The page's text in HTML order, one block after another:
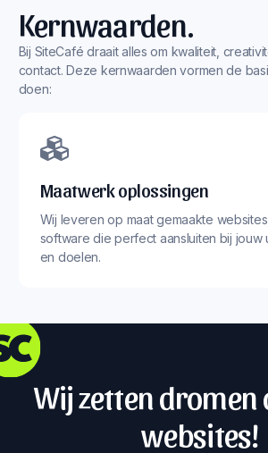
Kernwaarden.
Bij SiteCafé draait alles om kwaliteit,
contact. Deze kernwaarden vormen de
doen:
Maatwerk oplossingen
Wij leveren op maat gemaakte
software die perfect aansluiten bij jouw
en doelen.
Wij zetten dromen
websites!